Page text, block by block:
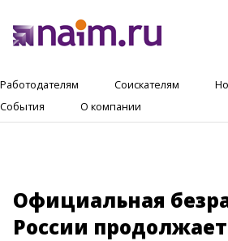
Работодателям Соискателям
События
О компании
Официальная
России